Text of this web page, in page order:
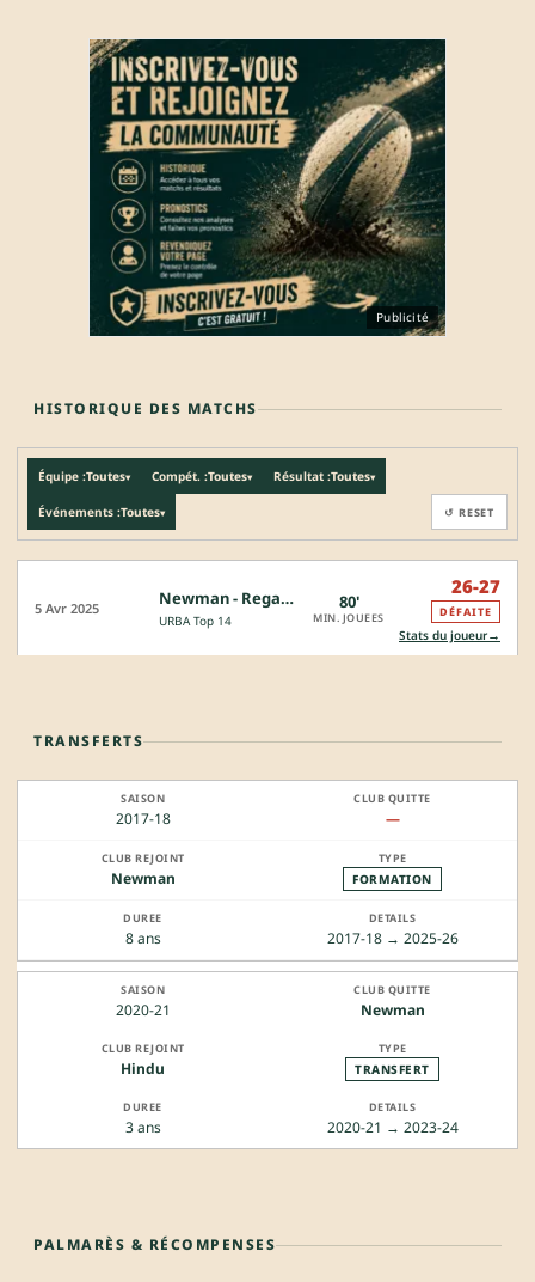
Publicité
HISTORIQUE DES MATCHS
Équipe :Toutes▾ Compét. :Toutes▾ Résultat :Toutes▾
Événements :Toutes▾ ↺ RESET
5 Avr 2025 Newman - Regatas Bella Vista
URBA Top 14
80'
MIN. JOUEES
26-27
DÉFAITE
Stats du joueur→
TRANSFERTS
2017-18 —
Newman FORMATION
8 ans 2017-18 → 2025-26
2020-21 Newman
Hindu TRANSFERT
3 ans 2020-21 → 2023-24
PALMARÈS & RÉCOMPENSES